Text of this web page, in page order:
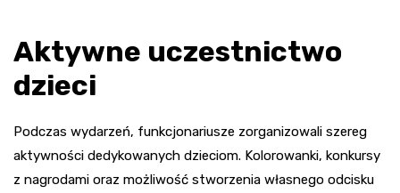
Aktywne uczestnictwo
dzieci
Podczas wydarzeń, funkcjonariusze zorganizowali szereg
aktywności dedykowanych dzieciom. Kolorowanki, konkursy
z nagrodami oraz możliwość stworzenia własnego odcisku